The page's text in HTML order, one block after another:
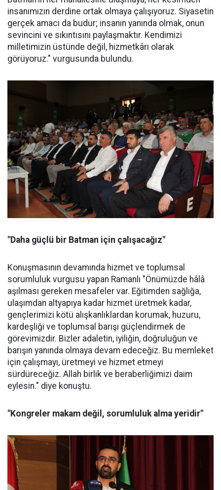
insanımızın derdine ortak olmaya çalışıyoruz. Siyasetin
gerçek amacı da budur; insanın yanında olmak, onun
sevincini ve sıkıntısını paylaşmaktır. Kendimizi
milletimizin üstünde değil, hizmetkârı olarak
görüyoruz." vurgusunda bulundu.
"Daha güçlü bir Batman için çalışacağız"
Konuşmasının devamında hizmet ve toplumsal
sorumluluk vurgusu yapan Ramanlı "Önümüzde hâlâ
aşılması gereken mesafeler var. Eğitimden sağlığa,
ulaşımdan altyapıya kadar hizmet üretmek kadar,
gençlerimizi kötü alışkanlıklardan korumak, huzuru,
kardeşliği ve toplumsal barışı güçlendirmek de
görevimizdir. Bizler adaletin, iyiliğin, doğruluğun ve
barışın yanında olmaya devam edeceğiz. Bu memleket
için çalışmayı, üretmeyi ve hizmet etmeyi
sürdüreceğiz. Allah birlik ve beraberliğimizi daim
eylesin." diye konuştu.
"Kongreler makam değil, sorumluluk alma yeridir"